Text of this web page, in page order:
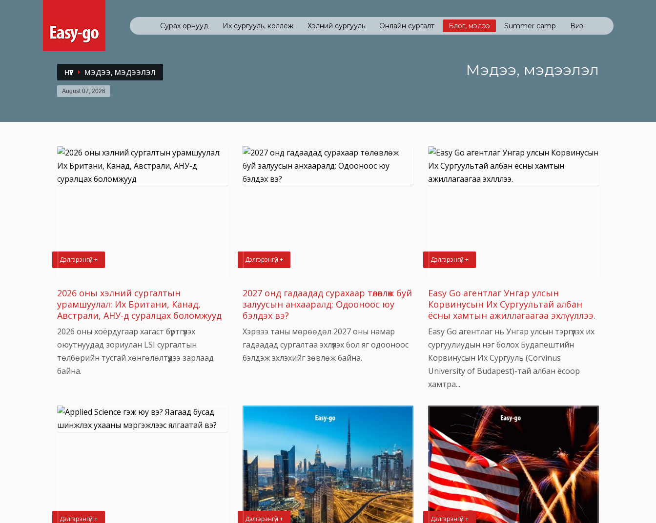
Сурах орнууд Их сургууль, коллеж Хэлний сургууль Онлайн сургалт Блог, мэдээ Summer camp Виз
НҮҮР МЭДЭЭ, МЭДЭЭЛЭЛ
August 07, 2026
Мэдээ, мэдээлэл
Дэлгэрэнгүй +
2026 оны хэлний сургалтын
урамшуулал: Их Британи, Канад,
Австрали, АНУ-д суралцах боломжууд
2026 оны хоёрдугаар хагаст бүртгүүлэх
оюутнуудад зориулан LSI сургалтын
төлбөрийн тусгай хөнгөлөлтүүдээ зарлаад
байна.
Дэлгэрэнгүй +
2027 онд гадаадад сурахаар төлөвлөж буй
залуусын анхааралд: Одооноос юу
бэлдэх вэ?
Хэрвээ таны мөрөөдөл 2027 оны намар
гадаадад сургалтаа эхлүүлэх бол яг одооноос
бэлдэж эхлэхийг зөвлөж байна.
Дэлгэрэнгүй +
Easy Go агентлаг Унгар улсын
Корвинусын Их Сургуультай албан
ёсны хамтын ажиллагаагаа эхлүүллээ.
Easy Go агентлаг нь Унгар улсын тэргүүлэх их
сургуулиудын нэг болох Будапештийн
Корвинусын Их Сургууль (Corvinus
University of Budapest)-тай албан ёсоор
хамтра...
Дэлгэрэнгүй + Дэлгэрэнгүй + Дэлгэрэнгүй +